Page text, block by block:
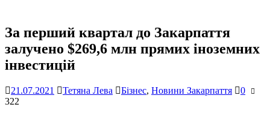
За перший квартал до Закарпаття
залучено $269,6 млн прямих іноземних
інвестицій
21.07.2021 Тетяна Лева Бізнес, Новини Закарпаття
0
322